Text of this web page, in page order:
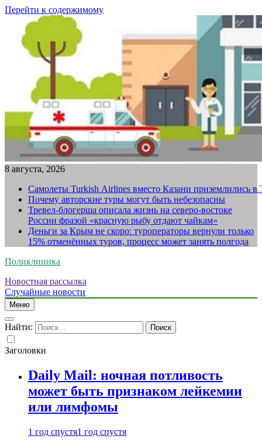
Перейти к содержимому
8 августа, 2026
Самолеты Turkish Airlines вместо Казани приземлились в
Почему авторские туры могут быть небезопасны
Тревел-блогерша описала жизнь на северо-востоке
России фразой «красную рыбу отдают чайкам»
Деньги за Крым не скоро: туроператоры вернули только
15% отменённых туров, процесс может занять полгода
Поликлиника
Новостная рассылка
Случайные новости
Меню
Найти:
Заголовки
Daily Mail: ночная потливость
может быть признаком лейкемии
или лимфомы
1 год спустя1 год спустя